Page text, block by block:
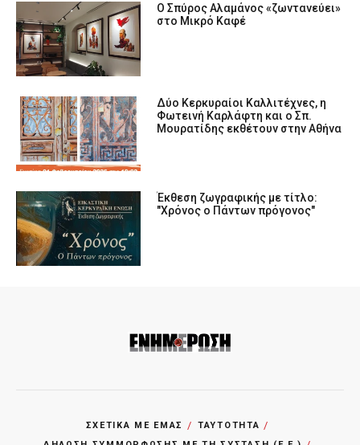
Ο Σπύρος Αλαμάνος «ζωντανεύει»
στο Μικρό Καφέ
Δύο Κερκυραίοι Καλλιτέχνες, η
Φωτεινή Καρλάφτη και ο Σπ.
Μουρατίδης εκθέτουν στην Αθήνα
Έκθεση ζωγραφικής με τίτλο:
"Χρόνος ο Πάντων πρόγονος"
ΣΧΕΤΙΚΑ ΜΕ ΕΜΑΣ
ΤΑΥΤΟΤΗΤΑ